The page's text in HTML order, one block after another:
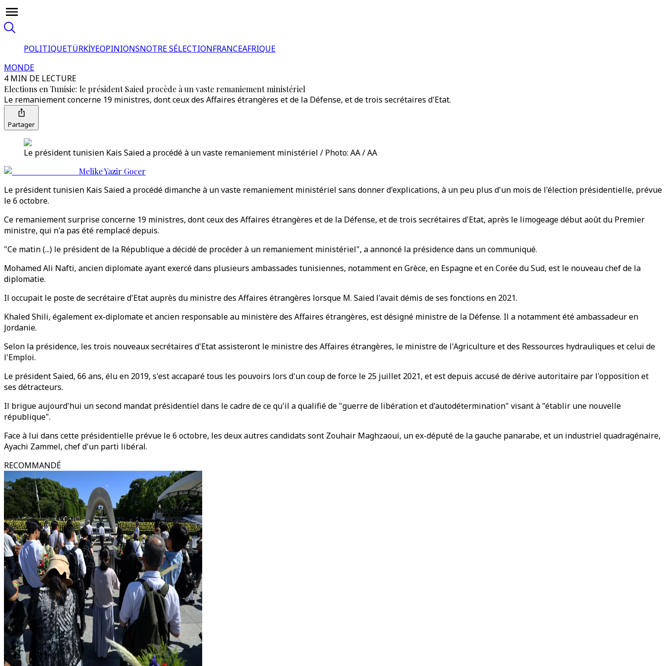
POLITIQUETÜRKİYEOPINIONSNOTRE SÉLECTIONFRANCEAFRIQUE
MONDE
4 MIN DE LECTURE
Elections en Tunisie: le président Saied procède à un vaste remaniement ministériel
Le remaniement concerne 19 ministres, dont ceux des Affaires étrangères et de la Défense, et de trois secrétaires d'Etat.
Partager
Le président tunisien Kais Saied a procédé à un vaste remaniement ministériel / Photo: AA / AA
Melike Yazir Gocer
Le président tunisien Kais Saied a procédé dimanche à un vaste remaniement ministériel sans donner d'explications, à un peu plus d'un mois de l'élection présidentielle, prévue
le 6 octobre.
Ce remaniement surprise concerne 19 ministres, dont ceux des Affaires étrangères et de la Défense, et de trois secrétaires d'Etat, après le limogeage début août du Premier
ministre, qui n'a pas été remplacé depuis.
"Ce matin (...) le président de la République a décidé de procéder à un remaniement ministériel", a annoncé la présidence dans un communiqué.
Mohamed Ali Nafti, ancien diplomate ayant exercé dans plusieurs ambassades tunisiennes, notamment en Grèce, en Espagne et en Corée du Sud, est le nouveau chef de la
diplomatie.
Il occupait le poste de secrétaire d'Etat auprès du ministre des Affaires étrangères lorsque M. Saied l'avait démis de ses fonctions en 2021.
Khaled Shili, également ex-diplomate et ancien responsable au ministère des Affaires étrangères, est désigné ministre de la Défense. Il a notamment été ambassadeur en
Jordanie.
Selon la présidence, les trois nouveaux secrétaires d'Etat assisteront le ministre des Affaires étrangères, le ministre de l'Agriculture et des Ressources hydrauliques et celui de
l'Emploi.
Le président Saied, 66 ans, élu en 2019, s'est accaparé tous les pouvoirs lors d'un coup de force le 25 juillet 2021, et est depuis accusé de dérive autoritaire par l'opposition et
ses détracteurs.
Il brigue aujourd'hui un second mandat présidentiel dans le cadre de ce qu'il a qualifié de "guerre de libération et d'autodétermination" visant à "établir une nouvelle
république".
Face à lui dans cette présidentielle prévue le 6 octobre, les deux autres candidats sont Zouhair Maghzaoui, un ex-député de la gauche panarabe, et un industriel quadragénaire,
Ayachi Zammel, chef d'un parti libéral.
RECOMMANDÉ